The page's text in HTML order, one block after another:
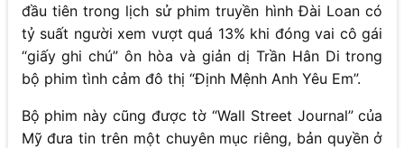
đầu tiên trong lịch sử phim truyền hình Đài Loan có
tỷ suất người xem vượt quá 13% khi đóng vai cô gái
“giấy ghi chú” ôn hòa và giản dị Trần Hân Di trong
bộ phim tình cảm đô thị “Định Mệnh Anh Yêu Em”.
Bộ phim này cũng được tờ “Wall Street Journal” của
Mỹ đưa tin trên một chuyên mục riêng, bản quyền ở